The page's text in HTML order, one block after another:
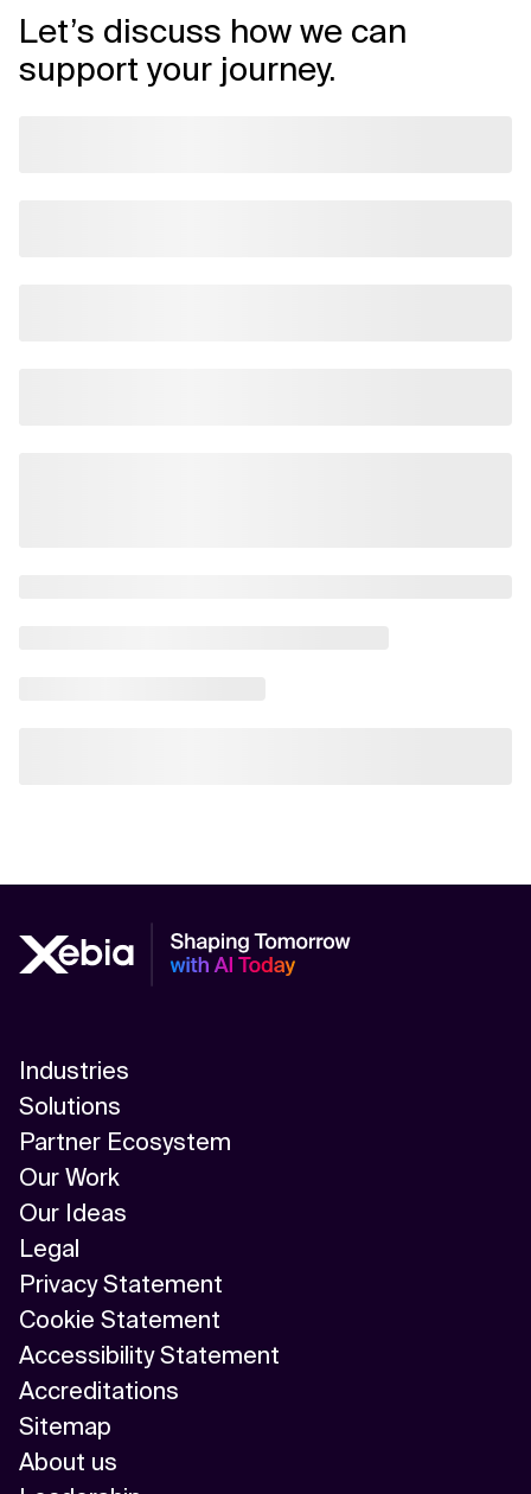
Let’s discuss how we can
support your journey.
Industries
Solutions
Partner Ecosystem
Our Work
Our Ideas
Legal
Privacy Statement
Cookie Statement
Accessibility Statement
Accreditations
Sitemap
About us